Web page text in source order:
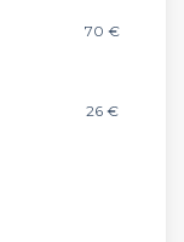
70 €
26 €